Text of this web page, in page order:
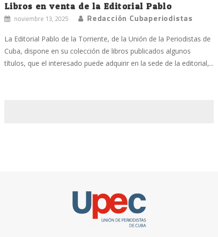
Libros en venta de la Editorial Pablo
noviembre 13, 2025 Redacción Cubaperiodistas
La Editorial Pablo de la Torriente, de la Unión de la Periodistas de
Cuba, dispone en su colección de libros publicados algunos
títulos, que el interesado puede adquirir en la sede de la editorial,...